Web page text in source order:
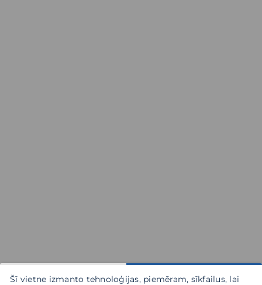
Šī vietne izmanto tehnoloģijas, piemēram, sīkfailus, lai